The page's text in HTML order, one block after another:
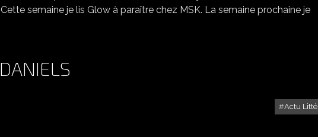
semaine je lis Glow à paraître chez MSK. La semaine prochaine je
Actu
SAUVETAGE KATE DANIELS